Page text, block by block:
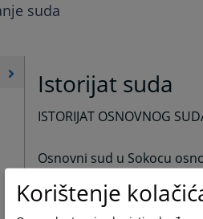
suda
Istorijat suda
ISTORIJAT OSNOVNOG
Osnovni sud u Sokocu
U toku 2004.godine
tim i do pripajanja
kada je ovaj sud dobio
Korištenje